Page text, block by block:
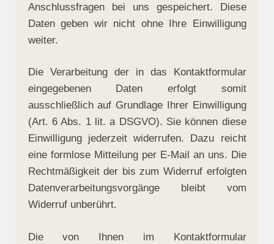
Anschlussfragen bei uns gespeichert. Diese
Daten geben wir nicht ohne Ihre Einwilligung
weiter.
Die Verarbeitung der in das Kontaktformular
eingegebenen Daten erfolgt somit
ausschließlich auf Grundlage Ihrer Einwilligung
(Art. 6 Abs. 1 lit. a DSGVO). Sie können diese
Einwilligung jederzeit widerrufen. Dazu reicht
eine formlose Mitteilung per E-Mail an uns. Die
Rechtmäßigkeit der bis zum Widerruf erfolgten
Datenverarbeitungsvorgänge bleibt vom
Widerruf unberührt.
Die von Ihnen im Kontaktformular